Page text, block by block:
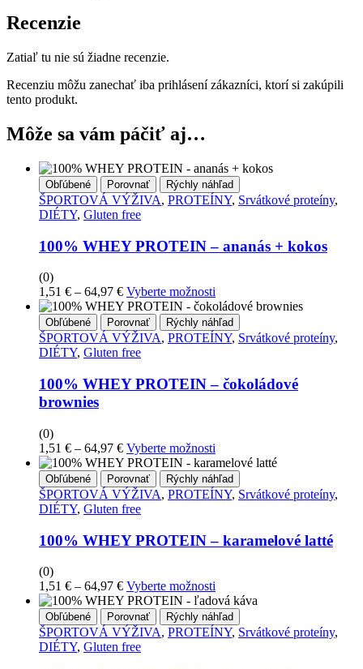
Recenzie
Zatiaľ tu nie sú žiadne recenzie.
Recenziu môžu zanechať iba prihlásení zákazníci, ktorí si zakúpili
tento produkt.
Môže sa vám páčiť aj…
Obľúbené Porovnať Rýchly náhľad
ŠPORTOVÁ VÝŽIVA, PROTEÍNY, Srvátkové proteíny,
DIÉTY, Gluten free
100% WHEY PROTEIN – ananás + kokos
(0)
1,51 € – 64,97 €Price
range:
1,51 €
through
64,97 €
Vyberte možnosti
produkt
má
viacero
môžete
produktu
Obľúbené Porovnať Rýchly náhľad
ŠPORTOVÁ VÝŽIVA, PROTEÍNY, Srvátkové proteíny,
DIÉTY, Gluten free
100% WHEY PROTEIN – čokoládové
brownies
(0)
1,51 € – 64,97 €Price
range:
1,51 €
through
64,97 €
Vyberte možnosti
produkt
má
viacero
môžete
stránke
produktu
Obľúbené Porovnať Rýchly náhľad
ŠPORTOVÁ VÝŽIVA, PROTEÍNY, Srvátkové proteíny,
DIÉTY, Gluten free
100% WHEY PROTEIN – karamelové latté
(0)
1,51 € – 64,97 €Price
range:
1,51 €
through
64,97 €
Vyberte možnosti
produkt
má
viacero
Obľúbené Porovnať Rýchly náhľad
ŠPORTOVÁ VÝŽIVA, PROTEÍNY, Srvátkové proteíny,
DIÉTY, Gluten free